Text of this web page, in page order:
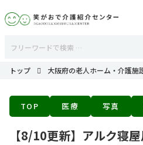
トップ 大阪府の老人ホーム・介護施
TOP 医療 写真
【8/10更新】アルク寝